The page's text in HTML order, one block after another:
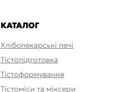
КАТАЛОГ
Хлібопекарські печі
Тістопідготовка
Тістоформування
Тістоміси та міксери